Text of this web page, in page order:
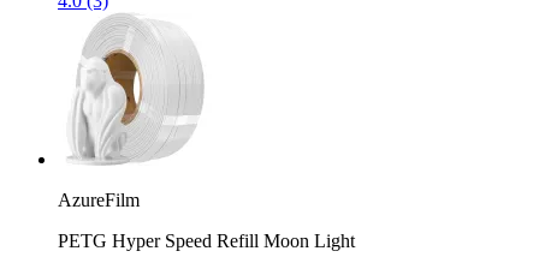
AzureFilm
PETG Hyper Speed Refill Moon Light